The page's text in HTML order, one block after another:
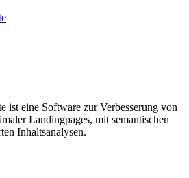
ist eine Software zur Verbesserung von
Landingpages, mit semantischen
Inhaltsanalysen.